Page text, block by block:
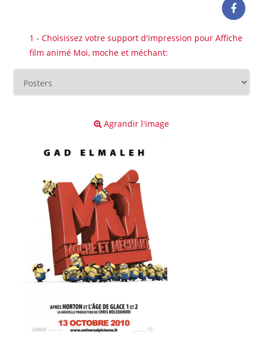
1 - Choisissez votre support d'impression pour Affiche
film animé Moi, moche et méchant:
Agrandir l'image